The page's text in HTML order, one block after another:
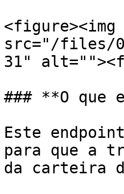
<figure><img
src="/files/
31"
### **O que
Este
para que a
da carteira